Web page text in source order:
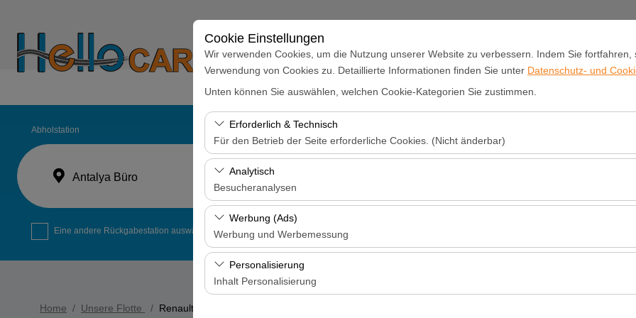
Cookie Einstellungen
Wir verwenden Cookies, um die Nutzung unserer Website zu verbessern. Indem Sie fortfahren,
Verwendung von Cookies zu. Detaillierte Informationen finden Sie unter Datenschutz- und
Unten können Sie auswählen, welchen Cookie-Kategorien Sie zustimmen.
Erforderlich & Technisch
Für den Betrieb der Seite erforderliche Cookies. (Nicht änderbar)
Diese Cookies sind für das ordnungsgemäße Funktionieren der Website, die Sicherheit, die
und grundlegende Funktionen erforderlich. Sie können nicht deaktiviert werden.
Analytisch
Besucheranalysen
Diese Cookies ermöglichen es uns, zu analysieren, wie unsere Website genutzt wird
Seiten, Nutzerverhalten). Diese Daten werden verwendet, um die Leistung der Website zu
Benutzererfahrung kontinuierlich zu verbessern.
Werbung (Ads)
Werbung und Werbemessung
Diese Cookies ermöglichen es uns, Ihnen auf Ihre Interessen abgestimmte personalisierte
und die Wirksamkeit unserer Werbekampagnen zu messen (Impressionen, Klickrate).
Personalisierung
Inhalt Personalisierung
Home Monatliche Autovermietung Unsere Flotte Büros
Abholstation
Antalya Büro
Eine andere Rückgabestation auswählen
Abholdatum & Zeit
Home Unsere Flotte Renault Megan automatic